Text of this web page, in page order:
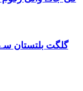
گلگت بلتستان